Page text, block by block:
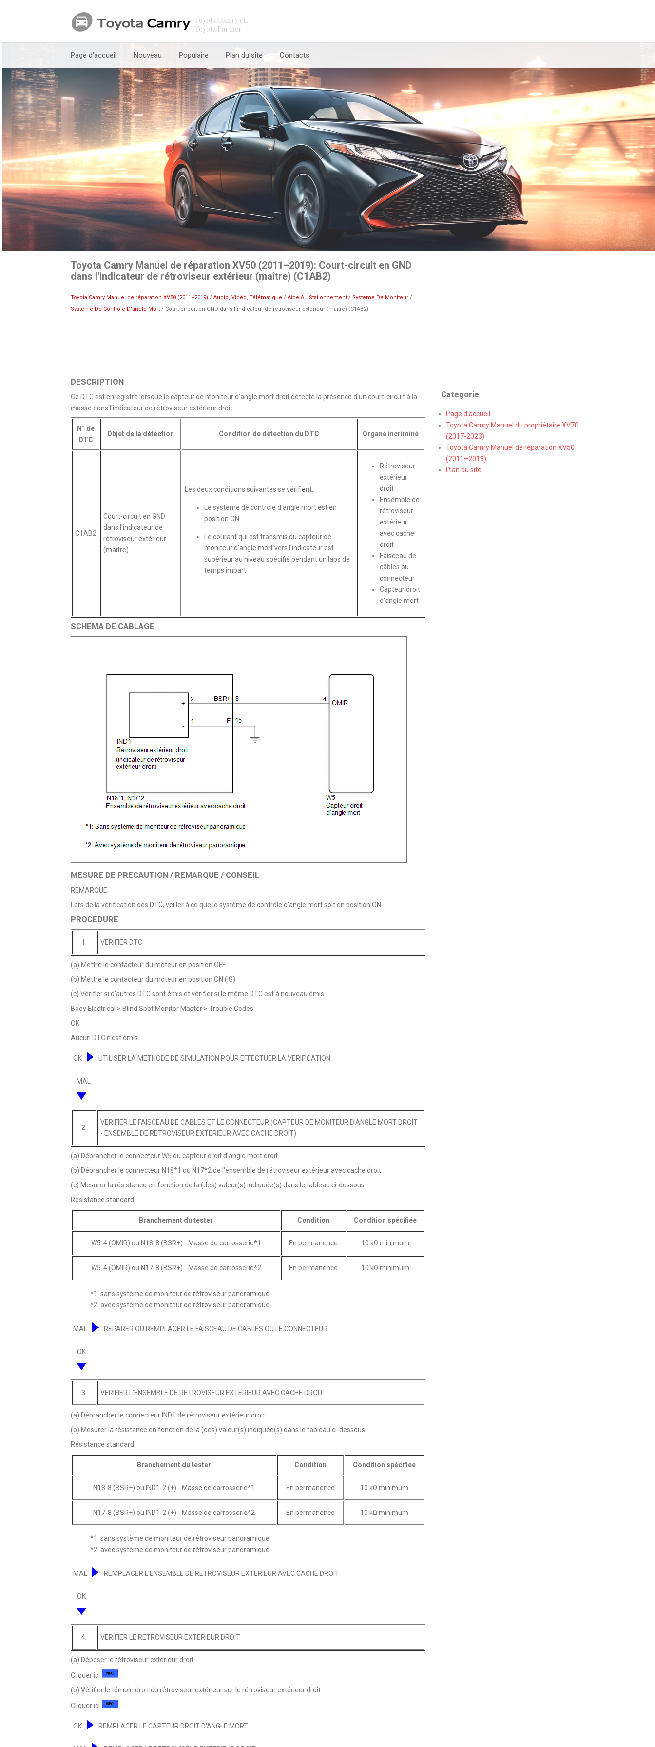
Toyota Camry et,
Toyota Partner.
Page d'accueil Nouveau Populaire Plan du site Contacts
Toyota Camry Manuel de réparation XV50 (2011–2019): Court-circuit en GND
dans l'indicateur de rétroviseur extérieur (maître) (C1AB2)
Toyota Camry Manuel de réparation XV50 (2011–2019) / Audio, Vidéo, Télématique / Aide Au Stationnement / Systeme De Moniteur/
Systeme De Controle D'angle Mort/ Court-circuit en GND dans l'indicateur de rétroviseur extérieur (maître) (C1AB2)
DESCRIPTION
Ce DTC est enregistré lorsque le capteur de moniteur d'angle mort droit détecte la présence d'un court-circuit à la
masse dans l'indicateur de rétroviseur extérieur droit.
N° de
DTC
Objet de la détection Condition de détection du DTC Organe incriminé
C1AB2
Court-circuit en GND
dans l'indicateur de
rétroviseur extérieur
(maître)
Les deux conditions suivantes se vérifient:
Le système de contrôle d'angle mort est en
position ON
Le courant qui est transmis du capteur de
moniteur d'angle mort vers l'indicateur est
supérieur au niveau spécifié pendant un laps de
temps imparti
Rétroviseur
extérieur
droit
Ensemble de
rétroviseur
extérieur
avec cache
droit
Faisceau de
câbles ou
connecteur
Capteur droit
d'angle mort
SCHEMA DE CABLAGE
MESURE DE PRECAUTION / REMARQUE / CONSEIL
REMARQUE:
Lors de la vérification des DTC, veiller à ce que le système de contrôle d'angle mort soit en position ON.
PROCEDURE
1. VERIFIER DTC
(a) Mettre le contacteur du moteur en position OFF.
(b) Mettre le contacteur du moteur en position ON (IG).
(c) Vérifier si d'autres DTC sont émis et vérifier si le même DTC est à nouveau émis.
Body Electrical > Blind Spot Monitor Master > Trouble Codes
OK:
Aucun DTC n'est émis.
OK UTILISER LA METHODE DE SIMULATION POUR EFFECTUER LA VERIFICATION
MAL
2.
VERIFIER LE FAISCEAU DE CABLES ET LE CONNECTEUR (CAPTEUR DE MONITEUR D'ANGLE MORT DROIT
- ENSEMBLE DE RETROVISEUR EXTERIEUR AVEC CACHE DROIT)
(a) Débrancher le connecteur W5 du capteur droit d'angle mort droit.
(b) Débrancher le connecteur N18*1 ou N17*2 de l'ensemble de rétroviseur extérieur avec cache droit.
(c) Mesurer la résistance en fonction de la (des) valeur(s) indiquée(s) dans le tableau ci-dessous.
Résistance standard:
Branchement du tester Condition Condition spécifiée
W5-4 (OMIR) ou N18-8 (BSR+) - Masse de carrosserie*1 En permanence 10 kΩ minimum
W5-4 (OMIR) ou N17-8 (BSR+) - Masse de carrosserie*2 En permanence 10 kΩ minimum
*1: sans système de moniteur de rétroviseur panoramique
*2: avec système de moniteur de rétroviseur panoramique
MAL REPARER OU REMPLACER LE FAISCEAU DE CABLES OU LE CONNECTEUR
OK
3. VERIFIER L'ENSEMBLE DE RETROVISEUR EXTERIEUR AVEC CACHE DROIT
(a) Débrancher le connecteur IND1 de rétroviseur extérieur droit.
(b) Mesurer la résistance en fonction de la (des) valeur(s) indiquée(s) dans le tableau ci-dessous.
Résistance standard:
Branchement du tester Condition Condition spécifiée
N18-8 (BSR+) ou IND1-2 (+) - Masse de carrosserie*1 En permanence 10 kΩ minimum
N17-8 (BSR+) ou IND1-2 (+) - Masse de carrosserie*2 En permanence 10 kΩ minimum
*1: sans système de moniteur de rétroviseur panoramique
*2: avec système de moniteur de rétroviseur panoramique
MAL REMPLACER L'ENSEMBLE DE RETROVISEUR EXTERIEUR AVEC CACHE DROIT
OK
4. VERIFIER LE RETROVISEUR EXTERIEUR DROIT
(a) Déposer le rétroviseur extérieur droit.
Cliquer ici
(b) Vérifier le témoin droit du rétroviseur extérieur sur le rétroviseur extérieur droit.
Cliquer ici
OK REMPLACER LE CAPTEUR DROIT D'ANGLE MORT
Categorie
Page d'accueil
Toyota Camry Manuel du propriétaire XV70
(2017-2023)
Toyota Camry Manuel de réparation XV50
(2011–2019)
Plan du site